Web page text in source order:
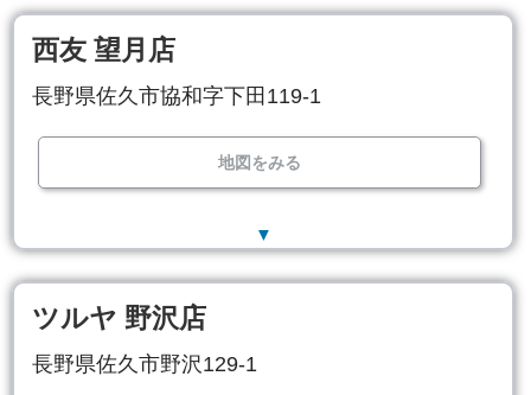
西友 望月店
長野県佐久市協和字下田119-1
地図をみる
▼
ツルヤ 野沢店
長野県佐久市野沢129-1